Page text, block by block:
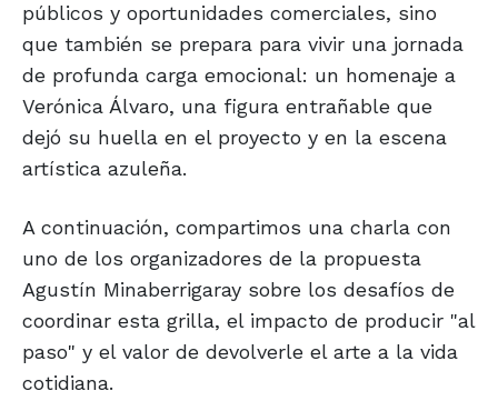
públicos y oportunidades comerciales, sino
que también se prepara para vivir una jornada
de profunda carga emocional: un homenaje a
Verónica Álvaro, una figura entrañable que
dejó su huella en el proyecto y en la escena
artística azuleña.
A continuación, compartimos una charla con
uno de los organizadores de la propuesta
Agustín Minaberrigaray sobre los desafíos de
coordinar esta grilla, el impacto de producir "al
paso" y el valor de devolverle el arte a la vida
cotidiana.